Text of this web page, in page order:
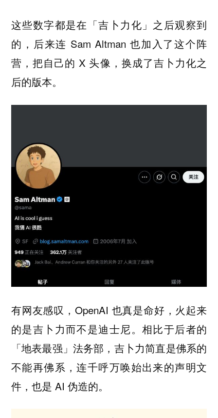
这些数字都是在「吉卜力化」之后观察到
的，后来连 Sam Altman 也加入了这个阵
营，把自己的 X 头像，换成了吉卜力化之
后的版本。
有网友感叹，OpenAI 也真是命好，火起来
的是吉卜力而不是迪士尼。相比于后者的
「地表最强」法务部，吉卜力简直是佛系的
不能再佛系，连千呼万唤始出来的声明文
件，也是 AI 伪造的。